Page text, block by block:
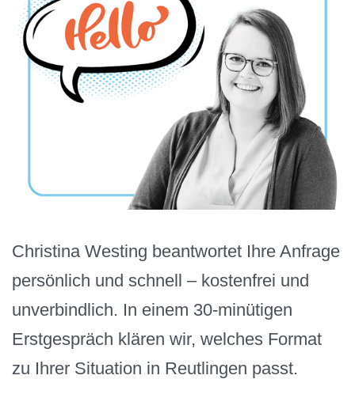
Christina Westing beantwortet Ihre Anfrage
persönlich und schnell – kostenfrei und
unverbindlich. In einem 30-minütigen
Erstgespräch klären wir, welches Format
zu Ihrer Situation in Reutlingen passt.